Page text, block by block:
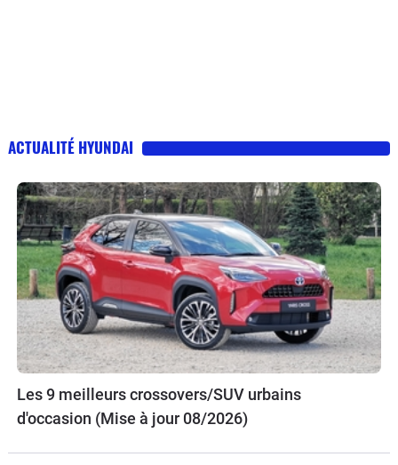
ACTUALITÉ HYUNDAI
Les 9 meilleurs crossovers/SUV urbains
d'occasion (Mise à jour 08/2026)